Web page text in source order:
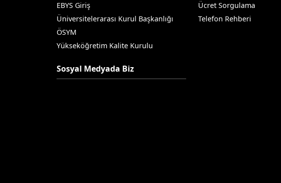
EBYS Giriş
Üniversitelerarası Kurul Başkanlığı
ÖSYM
Yükseköğretim Kalite Kurulu
Sosyal Medyada Biz
Ücret Sorgulama
Telefon Rehberi